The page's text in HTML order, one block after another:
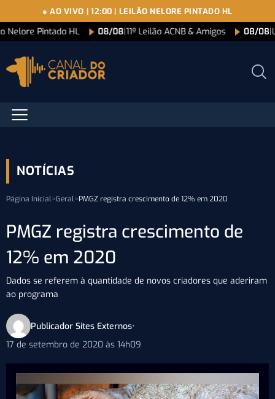
● AO VIVO | 12:00| LEILÃO NELORE PINTADO HL
Nelore Pintado HL 08/08|11º Leilão ACNB & Amigos 08/08|
NOTÍCIAS
Página Inicial>Geral>PMGZ registra crescimento de 12% em 2020
PMGZ registra crescimento de
12% em 2020
Dados se referem à quantidade de novos criadores que aderiram
ao programa
Publicador Sites Externos•
17 de setembro de 2020 às 14h09